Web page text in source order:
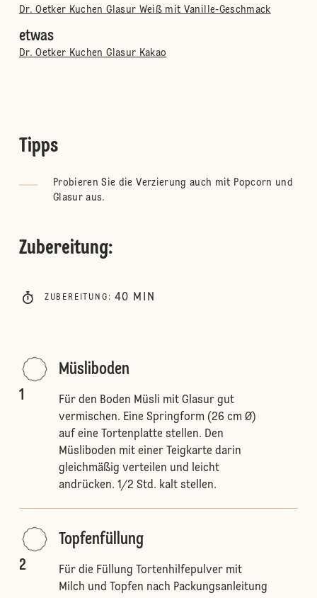
Dr. Oetker Kuchen Glasur Weiß mit Vanille-Geschmack
etwas
Dr. Oetker Kuchen Glasur Kakao
Tipps
Probieren Sie die Verzierung auch mit Popcorn und
Glasur aus.
Zubereitung:
ZUBEREITUNG : 40 MIN
1
Müsliboden
Für den Boden Müsli mit Glasur gut
vermischen. Eine Springform (26 cm Ø)
auf eine Tortenplatte stellen. Den
Müsliboden mit einer Teigkarte darin
gleichmäßig verteilen und leicht
andrücken. 1/2 Std. kalt stellen.
2
Topfenfüllung
Für die Füllung Tortenhilfepulver mit
Milch und Topfen nach Packungsanleitung